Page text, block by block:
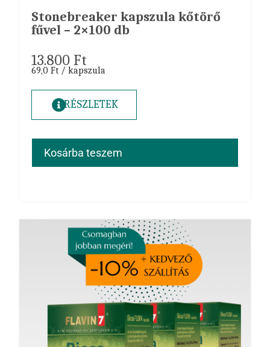
Stonebreaker kapszula kőtörő
fűvel – 2×100 db
13.800Ft
69,0 Ft / kapszula
RÉSZLETEK
Kosárba teszem